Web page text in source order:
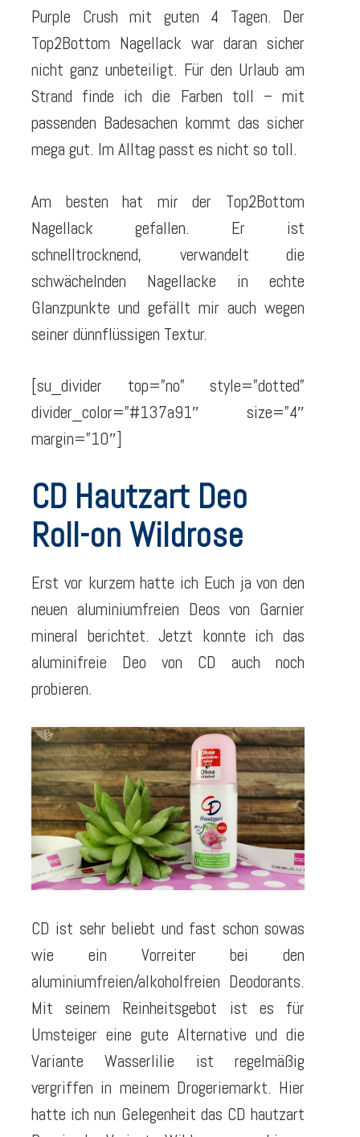
Purple Crush mit guten 4 Tagen. Der
Top2Bottom Nagellack war daran sicher
nicht ganz unbeteiligt. Für den Urlaub am
Strand finde ich die Farben toll – mit
passenden Badesachen kommt das sicher
mega gut. Im Alltag passt es nicht so toll.
Am besten hat mir der Top2Bottom
Nagellack gefallen. Er ist
schnelltrocknend, verwandelt die
schwächelnden Nagellacke in echte
Glanzpunkte und gefällt mir auch wegen
seiner dünnflüssigen Textur.
[su_divider top=”no” style=”dotted”
divider_color=”#137a91″ size=”4″
margin=”10″]
CD Hautzart Deo
Roll-on Wildrose
Erst vor kurzem hatte ich Euch ja von den
neuen aluminiumfreien Deos von Garnier
mineral berichtet. Jetzt konnte ich das
aluminifreie Deo von CD auch noch
probieren.
CD ist sehr beliebt und fast schon sowas
wie ein Vorreiter bei den
aluminiumfreien/alkoholfreien Deodorants.
Mit seinem Reinheitsgebot ist es für
Umsteiger eine gute Alternative und die
Variante Wasserlilie ist regelmäßig
vergriffen in meinem Drogeriemarkt. Hier
hatte ich nun Gelegenheit das CD hautzart